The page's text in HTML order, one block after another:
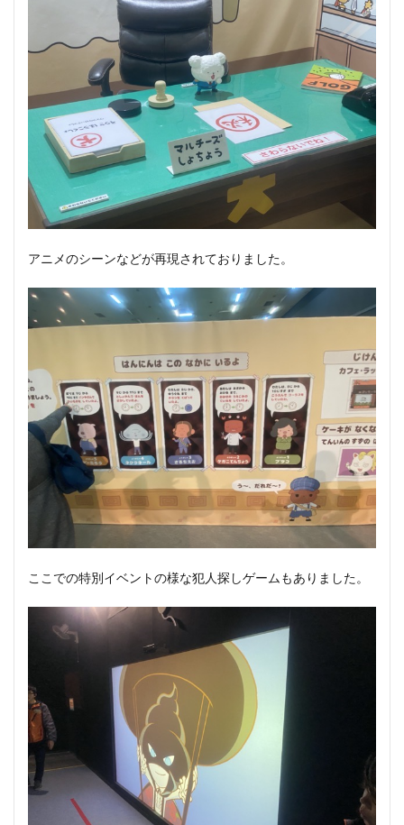
アニメのシーンなどが再現されておりました。
ここでの特別イベントの様な犯人探しゲームもありました。